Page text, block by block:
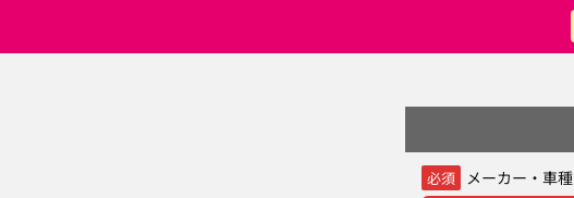
必須 メーカー・車種